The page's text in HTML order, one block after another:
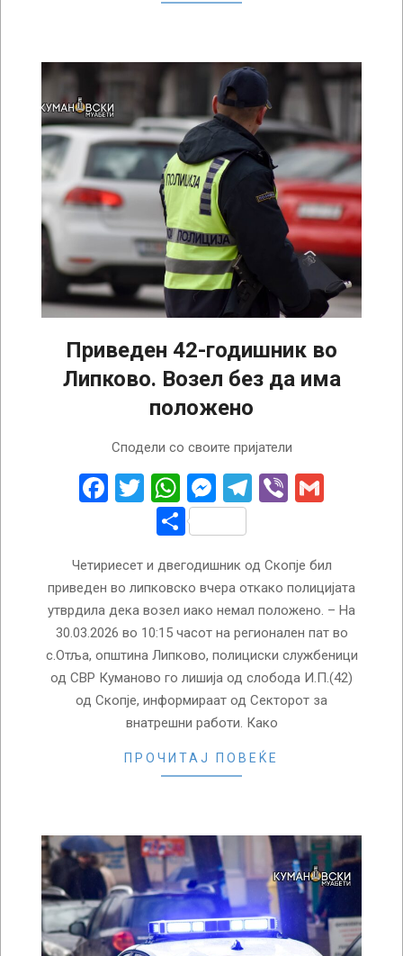
Приведен 42-годишник во
Липково. Возел без да има
положено
Сподели со своите пријатели
Facebook
Twitter
WhatsApp
Messenger
Telegram
Viber
Share
Четириесет и двегодишник од Скопје бил
приведен во липковско вчера откако полицијата
утврдила дека возел иако немал положено. – На
30.03.2026 во 10:15 часот на регионален пат во
с.Отља, општина Липково, полициски службеници
од СВР Куманово го лишија од слобода И.П.(42)
од Скопје, информираат од Секторот за
внатрешни работи. Како
ПРОЧИТАЈ ПОВЕЌЕ